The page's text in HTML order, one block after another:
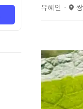
유혜인